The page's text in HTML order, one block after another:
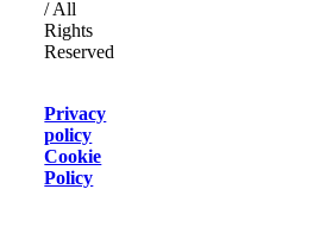
/ All
Rights
Reserved
Privacy
policy
Cookie
Policy